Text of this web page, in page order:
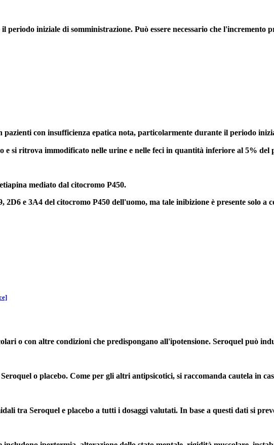
iniziale di somministrazione. Può essere necessario che
con insufficienza epatica nota, particolarmente durante il periodo
si ritrova immodificato nelle urine e nelle feci in quantità inferiore al 5%
mediato dal citocromo P450.
e 3A4 del citocromo P450 dell'uomo, ma tale inibizione è presente
o con altre condizioni che predispongano all'ipotensione. Seroquel può
o placebo. Come per gli altri antipsicotici, si raccomanda cautela in
tra Seroquel e placebo a tutti i dosaggi valutati. In base a questi dati si